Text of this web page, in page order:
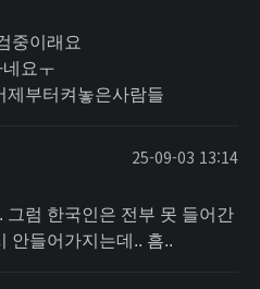
중이래요
요ㅜ
제부터켜놓은사람들
25-09-03 13:14
그럼 한국인은 전부 못 들어간
안들어가지는데.. 흠..